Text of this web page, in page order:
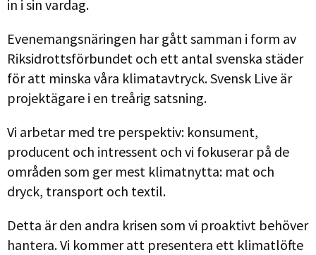
in i sin vardag.
Evenemangsnäringen har gått samman i form av
Riksidrottsförbundet och ett antal svenska städer
för att minska våra klimatavtryck. Svensk Live är
projektägare i en treårig satsning.
Vi arbetar med tre perspektiv: konsument,
producent och intressent och vi fokuserar på de
områden som ger mest klimatnytta: mat och
dryck, transport och textil.
Detta är den andra krisen som vi proaktivt behöver
hantera. Vi kommer att presentera ett klimatlöfte